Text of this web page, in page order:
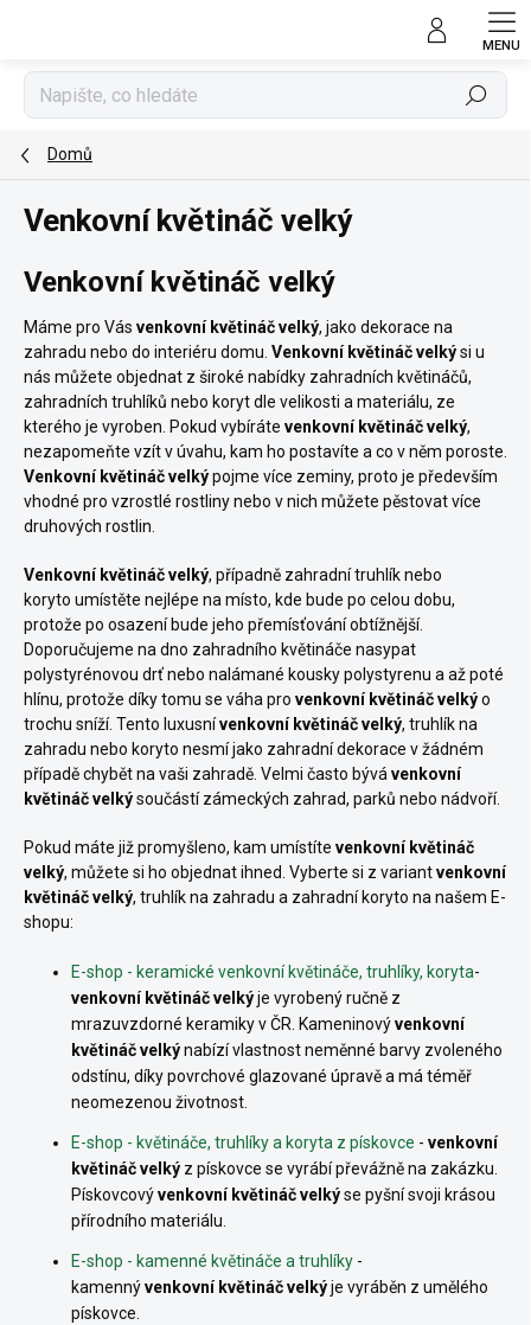
Hledat
Domů
Venkovní květináč velký
Venkovní květináč velký
Máme pro Vás venkovní květináč velký, jako dekorace na
zahradu nebo do interiéru domu. Venkovní květináč velkýsi u
nás můžete objednat z široké nabídky zahradních květináčů,
zahradních truhlíků nebo koryt dle velikosti a materiálu, ze
kterého je vyroben. Pokud vybíráte venkovní květináč velký,
nezapomeňte vzít v úvahu, kam ho postavíte a co v něm poroste.
Venkovní květináč velkýpojme více zeminy, proto je především
vhodné pro vzrostlé rostliny nebo v nich můžete pěstovat více
druhových rostlin.
Venkovní květináč velký, případně zahradní truhlík nebo
koryto umístěte nejlépe na místo, kde bude po celou dobu,
protože po osazení bude jeho přemísťování obtížnější.
Doporučujeme na dno zahradního květináče nasypat
polystyrénovou drť nebo nalámané kousky polystyrenu a až poté
hlínu, protože díky tomu se váha pro venkovní květináč velkýo
trochu sníží. Tento luxusnívenkovní květináč velký, truhlík na
zahradu nebo koryto nesmí jako zahradní dekorace v žádném
případě chybět na vaši zahradě. Velmi často bývá venkovní
květináč velkýsoučástí zámeckých zahrad, parků nebo nádvoří.
Pokud máte již promyšleno, kam umístíte venkovní květináč
velký, můžete si ho objednat ihned. Vyberte si z variantvenkovní
květináč velký, truhlík na zahradu a zahradní koryto na našem E-
shopu:
E-shop - keramické venkovní květináče, truhlíky, koryta-
venkovní květináč velkýje vyrobený ručně z
mrazuvzdorné keramiky v ČR. Kameninovývenkovní
květináč velkýnabízí vlastnost neměnné barvy zvoleného
odstínu, díky povrchové glazované úpravě a má téměř
neomezenou životnost.
E-shop - květináče, truhlíky a koryta z pískovce - venkovní
květináč velký z pískovce se vyrábí převážně na zakázku.
Pískovcovývenkovní květináč velkýse pyšní svoji krásou
přírodního materiálu.
E-shop - kamenné květináče a truhlíky -
kamennývenkovní květináč velkýje vyráběn z umělého
pískovce.